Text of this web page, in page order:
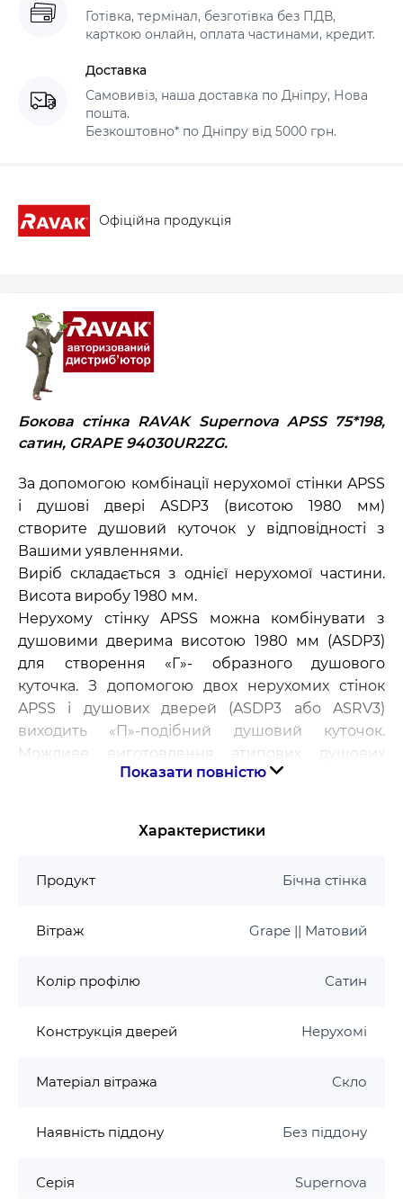
Готівка, термінал, безготівка без ПДВ,
карткою онлайн, оплата частинами, кредит.
Доставка
Самовивіз, наша доставка по Дніпру, Нова
пошта.
Безкоштовно* по Дніпру від 5000 грн.
Офіційна продукція
Бокова стінка RAVAK Supernova APSS 75*198,
сатин, GRAPE 94030UR2ZG.
За допомогою комбінації нерухомої стінки APSS
і душові двері ASDP3 (висотою 1980 мм)
створите душовий куточок у відповідності з
Вашими уявленнями.
Виріб складається з однієї нерухомої частини.
Висота виробу 1980 мм.
Нерухому стінку APSS можна комбінувати з
душовими дверима висотою 1980 мм (ASDP3)
для створення «Г»- образного душового
куточка. З допомогою двох нерухомих стінок
APSS і душових дверей (ASDP3 або ASRV3)
виходить «П»-подібний душовий куточок.
Можливе виготовлення атипових душових
дверей і нерухомої стінки.
Розмір: 720-755x1980 мм
Конструкція: нерухомі
Grape, полістирол Pearl
Показати повністю
Характеристики
Продукт Бічна стінка
Вітраж Grape || Матовий
Колір профілю Сатин
Конструкція дверей Нерухомі
Матеріал вітража Скло
Наявність піддону Без піддону
Серія Supernova